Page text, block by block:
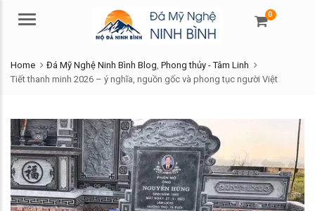
Menu
0
Home Đá Mỹ Nghệ Ninh Bình Blog Phong thủy - Tâm Linh
Tiết thanh minh 2026 – ý nghĩa, nguồn gốc và phong tục người Việt